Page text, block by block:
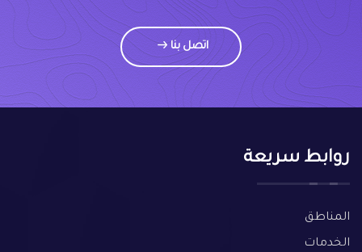
اتصل بنا
روابط سريعة
المناطق
الخدمات